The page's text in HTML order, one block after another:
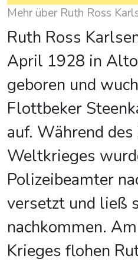
Mehr über Ruth Ross
Ruth Ross
April 1928 in
geboren und
Flottbeker
auf. Während
Weltkrieges
Polizeibeamter
versetzt und ließ
nachkommen.
Krieges flohen